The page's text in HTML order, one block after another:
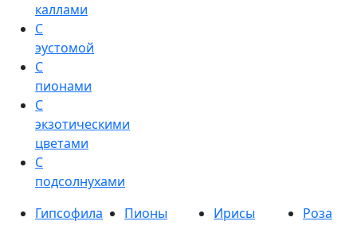
каллами
С
эустомой
С
пионами
С
экзотическими
цветами
С
подсолнухами
Гипсофила
Пионы Ирисы
Роза